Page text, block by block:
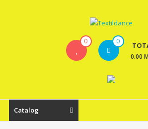
Textildance.md
0 0
0.00
Catalog